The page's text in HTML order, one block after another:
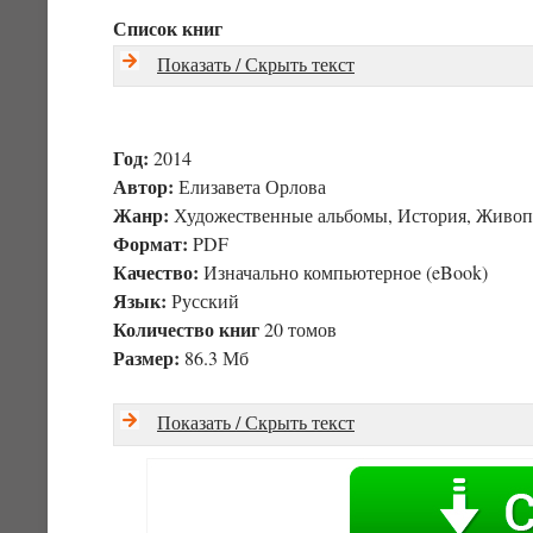
Список книг
Показать / Скрыть текст
Год: 2014
Автор: Елизавета Орлова
Жанр: Художественные альбомы, История,
Формат: PDF
Качество: Изначально компьютерное (eBook)
Язык: Русский
Количество книг20 томов
Размер: 86.3 Мб
Показать / Скрыть текст